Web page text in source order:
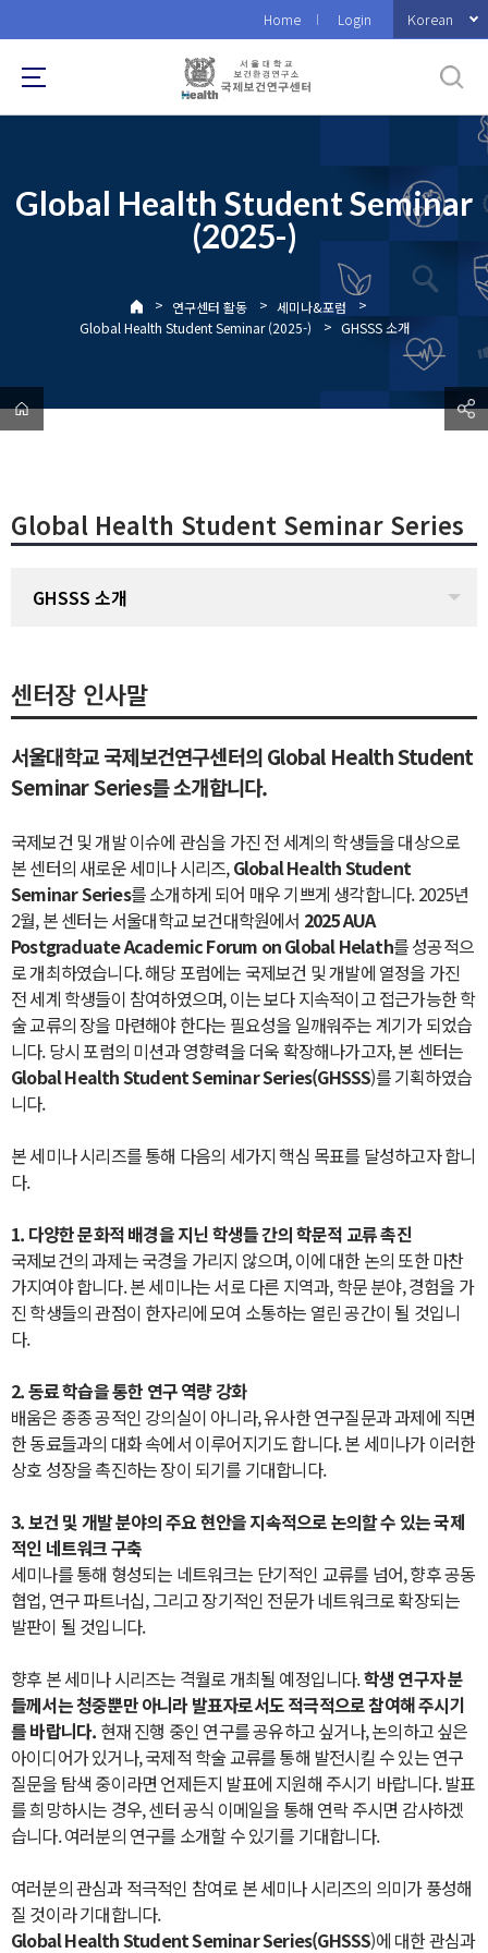
로
메
Home Login Korean
Global Health Student Seminar
(2025-)
> 연구센터 활동 > 세미나&포럼
>
Global Health Student Seminar (2025-)
> GHSSS 소개
Global Health Student Seminar Series
GHSSS 소개
센터장 인사말
서울대학교 국제보건연구센터의 Global Health Student
Seminar Series를 소개합니다.
국제보건 및 개발 이슈에 관심을 가진 전 세계의 학생들을 대상으로
본 센터의 새로운 세미나 시리즈,Global Health Student
Seminar Series를 소개하게 되어 매우 기쁘게 생각합니다. 2025년
2월, 본 센터는 서울대학교 보건대학원에서 2025 AUA
Postgraduate Academic Forum on Global Helath를 성공적으
로 개최하였습니다. 해당 포럼에는 국제보건 및 개발에 열정을 가진
전 세계 학생들이 참여하였으며, 이는 보다 지속적이고 접근가능한 학
술 교류의 장을 마련해야 한다는 필요성을 일깨워주는 계기가 되었습
니다. 당시 포럼의 미션과 영향력을 더욱 확장해나가고자, 본 센터는
Global Health Student Seminar Series(GHSSS)를 기획하였습
니다.
본 세미나 시리즈를 통해 다음의 세가지 핵심 목표를 달성하고자 합니
다.
1. 다양한 문화적 배경을 지닌 학생들 간의 학문적 교류 촉진
국제보건의 과제는 국경을 가리지 않으며, 이에 대한 논의 또한 마찬
가지여야 합니다. 본 세미나는 서로 다른 지역과, 학문 분야, 경험을 가
진 학생들의 관점이 한자리에 모여 소통하는 열린 공간이 될 것입니
다.
2. 동료 학습을 통한 연구 역량 강화
배움은 종종 공적인 강의실이 아니라, 유사한 연구질문과 과제에 직면
한 동료들과의 대화 속에서 이루어지기도 합니다. 본 세미나가 이러한
상호 성장을 촉진하는 장이 되기를 기대합니다.
3. 보건 및 개발 분야의 주요 현안을 지속적으로 논의할 수 있는국제
적인 네트워크 구축
세미나를 통해 형성되는 네트워크는 단기적인 교류를 넘어, 향후 공동
협업, 연구 파트너십, 그리고 장기적인 전문가 네트워크로 확장되는
발판이 될 것입니다.
향후 본 세미나 시리즈는 격월로 개최될 예정입니다.학생 연구자 분
들께서는 청중뿐만 아니라발표자로서도 적극적으로 참여해 주시기
를 바랍니다. 현재 진행 중인 연구를 공유하고 싶거나, 논의하고 싶은
아이디어가 있거나, 국제적 학술 교류를 통해 발전시킬 수 있는 연구
질문을 탐색 중이라면 언제든지 발표에 지원해 주시기 바랍니다. 발표
를 희망하시는 경우, 센터 공식 이메일을 통해 연락 주시면 감사하겠
습니다. 여러분의 연구를 소개할 수 있기를 기대합니다.
여러분의 관심과 적극적인 참여로 본 세미나 시리즈의 의미가 풍성해
질 것이라 기대합니다.
Global Health Student Seminar Series(GHSSS)에 대한 관심과